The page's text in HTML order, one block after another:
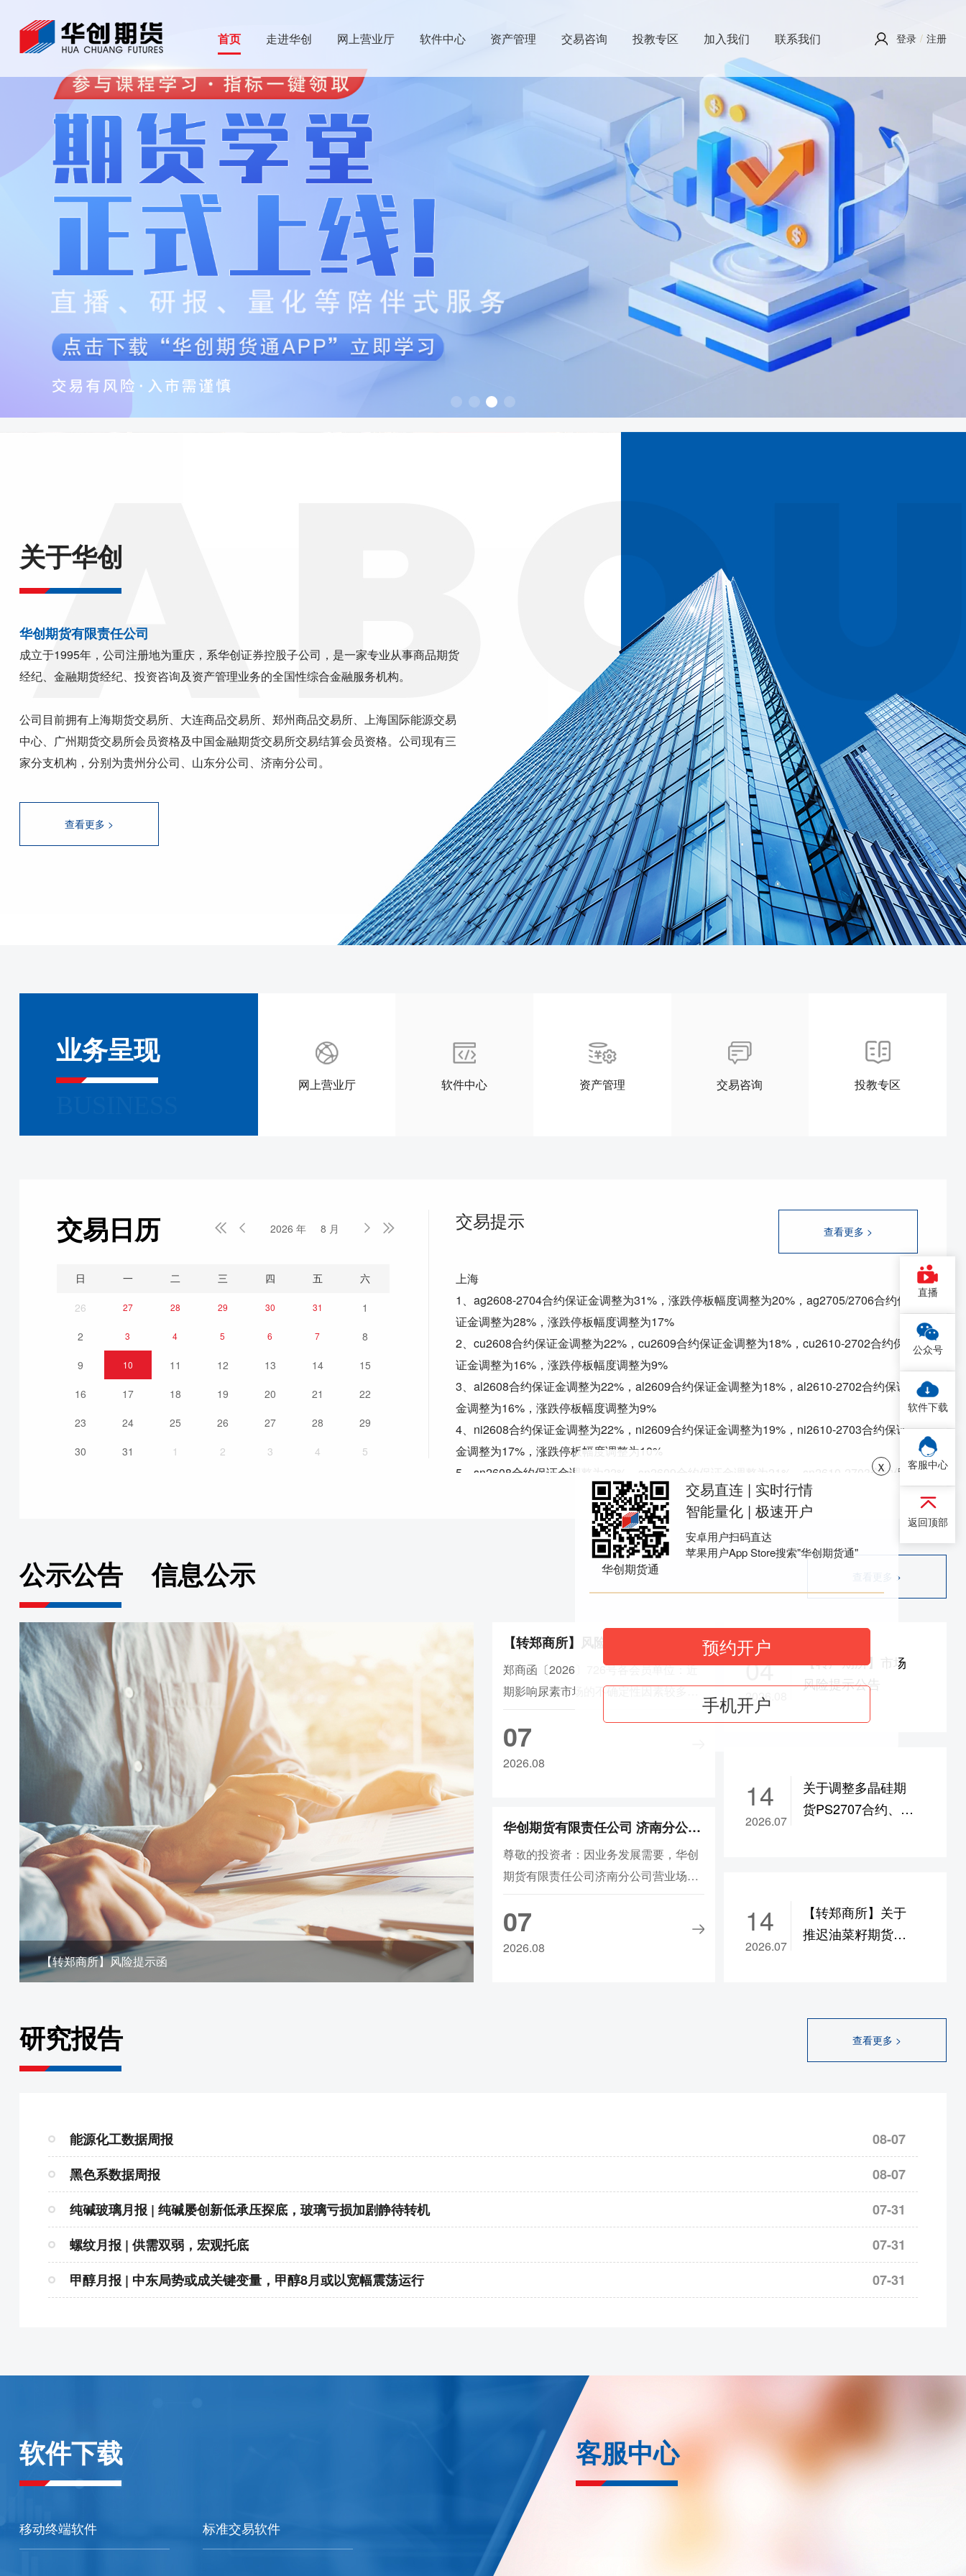
首页 走进华创 网上营业厅 软件中心 资产管理 交易咨询 投教专区 加入我们 联系我们 登录 / 注册
ｘ
华创期货通
交易直连 | 实时行情
智能量化 | 极速开户
安卓用户扫码直达
苹果用户App Store搜索"华创期货通"
预约开户
手机开户
关于华创
华创期货有限责任公司
成立于1995年，公司注册地为重庆，系华创证券控股子公司，是一家专业从事商品期货
经纪、金融期货经纪、投资咨询及资产管理业务的全国性综合金融服务机构。
公司目前拥有上海期货交易所、大连商品交易所、郑州商品交易所、上海国际能源交易
中心、广州期货交易所会员资格及中国金融期货交易所交易结算会员资格。公司现有三
家分支机构，分别为贵州分公司、山东分公司、济南分公司。
查看更多 >
业务呈现
网上营业厅 软件中心 资产管理 交易咨询 投教专区
交易日历   2026 年 8 月  
日 一 二 三 四 五 六
26 27 28 29 30 31
1
2
3 4 5 6 7
8
9
10 11 12 13 14
15
16
17 18 19 20 21
22
23
24 25 26 27 28
29
30
31 1 2 3 4 5
交易提示 查看更多 >
上海
1、ag2608-2704合约保证金调整为31%，涨跌停板幅度调整为20%，ag2705/2706合约保
证金调整为28%，涨跌停板幅度调整为17%
2、cu2608合约保证金调整为22%， cu2609合约保证金调整为18%， cu2610-2702合约保
证金调整为16%，涨跌停板幅度调整为9%
3、al2608合约保证金调整为22%， al2609合约保证金调整为18%， al2610-2702合约保证
金调整为16%，涨跌停板幅度调整为9%
4、ni2608合约保证金调整为22%， ni2609合约保证金调整为19%， ni2610-2703合约保证
金调整为17%，涨跌停板幅度调整为10%
5、sn2608合约保证金调整为22%，
sn2610-2703合约保
证金调整为19%，涨跌停板幅度调整为12%
6、zn2608合约保证金调整为22%，zn2609合约保证金调整为18%，zn2610-2702合约保
证金调整为16%，涨跌停板幅度调整为9%
7、pb2608合约保证金调整为22%，pb2609合约保证金调整为18%，pb2610-2702合约保
证金调整为16%，涨跌停板幅度调整为9%
ao2610-2702合约保
9、ad2608合约保证金调整为22%，
ad2609合约保证金调整为17%，
证金调整为15%，涨跌停板幅度调整为8%
10、wr2609-2702合约涨跌停板幅度调整为8%
11、rb/hc/ss/ru/sp/op
2609合约保证金调整为17%，bu/br2609合约保证金调整为19%
12、br/hc/rb/ss/op/sp/ru/bu2608合约保证金调整为22%
1、rr/cs2609合约保证金调整为13%，a/b/c/jd/m/y
lg/lh/p
2609合约保证金调整为17%，
i2609合约保证金调整
为18%，jm/j2609合约保证金调整为19%
2、l2609合约保证金调整为18%，涨跌停板幅度调整为9%
3、v2609合约保证金调整为18%，涨跌停板幅度调整为9%
4、bz2609合约保证金调整为17%，涨跌停板幅度调整为8%
5、eb2609合约保证金调整为20%，涨跌停板幅度调整为11%
6、eg2609合约保证金调整为20%，涨跌停板幅度调整为11%
7、pg2609合约保证金调整为23%，涨跌停板幅度调整为14%；pg2610-2702合约保证金
4、PL2609合约保证金调整为17%，涨跌停板幅度调整为9%
7、TA2609合约保证金调整为17%，涨跌停板幅度调整为9%
广州
1、si2609合约保证金调整为17%，lc2609合约保证金调整为22%，ps2609合约保证金调
公示公告 信息公示 查看更多 >
【转郑商所】风险提示函
【转郑商所】风险提示函
郑商函〔2026〕726号各会员单位：近
期影响尿素市场的不确定性因素较多，
险防范工作，提醒投资者理性参与，合
规交易。特此函告。郑州商品交易所
07
2026.08
华创期货有限责任公司 济南分公司营业场所变更公告
尊敬的投资者：因业务发展需要，华创
期货有限责任公司济南分公司营业场所
食大厦8层816,818”搬迁至“济南市历下
区泺源大街8号绿城金融中心B座11层
07
2026.08
04
2026.08
【转广期所】市场
风险提示公告
14
2026.07
关于调整多晶硅期
货PS2707合约、碳
14
2026.07
【转郑商所】关于
推迟油菜籽期货
郑商函〔2026〕
研究报告 查看更多 >
能源化工数据周报
08-07
黑色系数据周报
08-07
纯碱玻璃月报 | 纯碱屡创新低承压探底，玻璃亏损加剧静待转机
07-31
螺纹月报 | 供需双弱，宏观托底
07-31
甲醇月报 | 中东局势或成关键变量，甲醇8月或以宽幅震荡运行
07-31
软件下载
移动终端软件 标准交易软件
客服中心
直播
公众号
软件下载
客服中心
返回顶部